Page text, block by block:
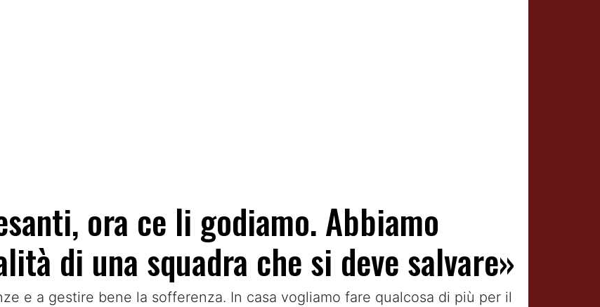
ora ce li godiamo. Abbiamo
di una squadra che si deve salvare»
e a gestire bene la sofferenza. In casa vogliamo fare qualcosa di più per il